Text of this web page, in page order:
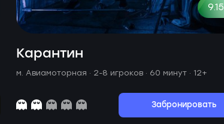
9.15
Карантин
м. Авиамоторная · 2-8 игроков · 60 минут · 12+
Забронировать